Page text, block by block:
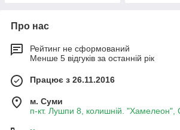
Про нас
Рейтинг не сформований
Менше 5 відгуків за останній рік
Працює з 26.11.2016
м. Суми
п-кт. Лушпи 8, колишній. "Хамелеон",